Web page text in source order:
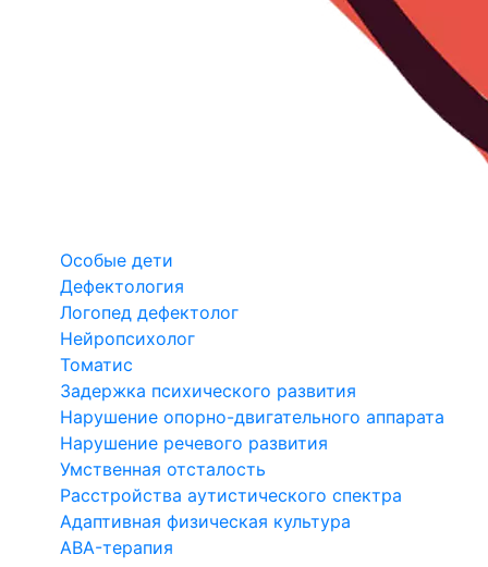
Особые дети
Дефектология
Логопед дефектолог
Нейропсихолог
Томатис
Задержка психического развития
Нарушение опорно-двигательного аппарата
Нарушение речевого развития
Умственная отсталость
Расстройства аутистического спектра
Адаптивная физическая культура
ABA-терапия